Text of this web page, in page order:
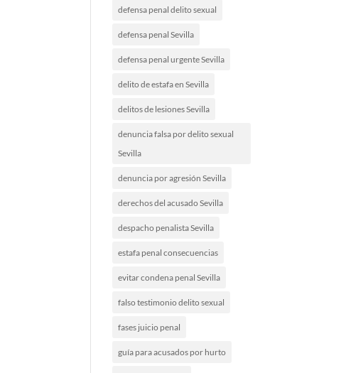
defensa penal delito sexual
defensa penal Sevilla
defensa penal urgente Sevilla
delito de estafa en Sevilla
delitos de lesiones Sevilla
denuncia falsa por delito sexual
Sevilla
denuncia por agresión Sevilla
derechos del acusado Sevilla
despacho penalista Sevilla
estafa penal consecuencias
evitar condena penal Sevilla
falso testimonio delito sexual
fases juicio penal
guía para acusados por hurto